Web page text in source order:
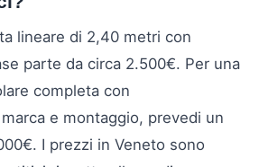
lineare di 2,40 metri con
parte da circa 2.500€. Per una
completa con
e montaggio, prevedi un
I prezzi in Veneto sono